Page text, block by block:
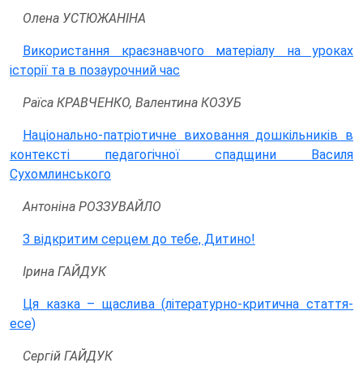
Олена УСТЮЖАНІНА
Використання краєзнавчого матеріалу на уроках
історії та в позаурочний час
Раїса КРАВЧЕНКО, Валентина КОЗУБ
Національно-патріотичне виховання дошкільників в
контексті педагогічної спадщини Василя
Сухомлинського
Антоніна РОЗЗУВАЙЛО
З відкритим серцем до тебе, Дитино!
Ірина ГАЙДУК
Ця казка – щаслива (літературно-критична стаття-
есе)
Сергій ГАЙДУК